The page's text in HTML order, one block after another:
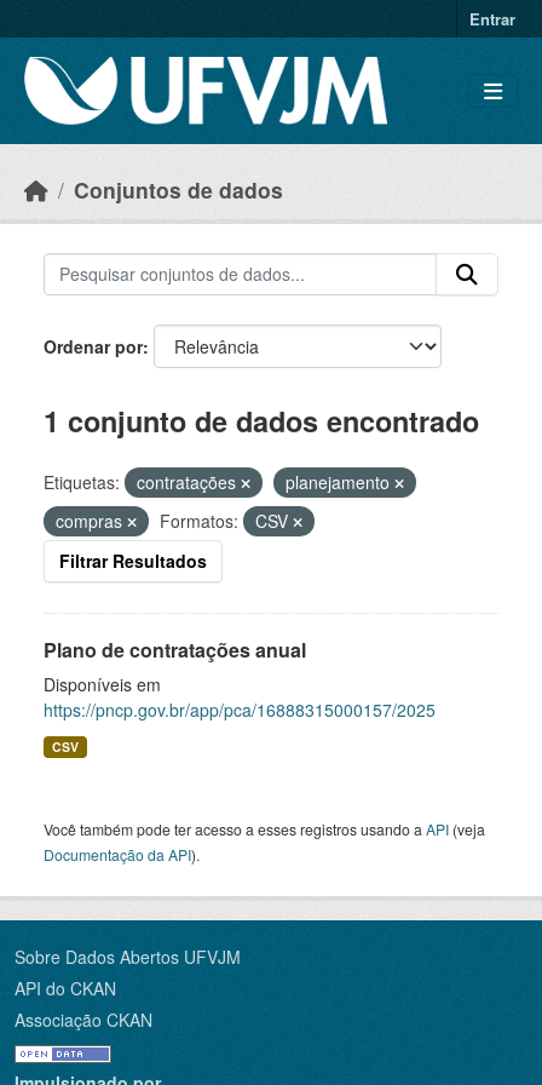
Entrar
Conjuntos de dados
Ordenar por
1 conjunto de dados encontrado
Etiquetas: contratações
planejamento
compras
Formatos:
CSV
Filtrar Resultados
Plano de contratações anual
Disponíveis em
https://pncp.gov.br/app/pca/16888315000157/2025
CSV
Você também pode ter acesso a esses registros usando a API (veja
Documentação da API).
Sobre Dados Abertos UFVJM
API do CKAN
Associação CKAN